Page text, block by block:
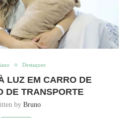
Destaques
LUZ EM CARRO DE
DE TRANSPORTE
by Bruno